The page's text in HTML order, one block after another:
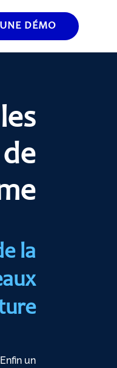
DÉMO
la
un